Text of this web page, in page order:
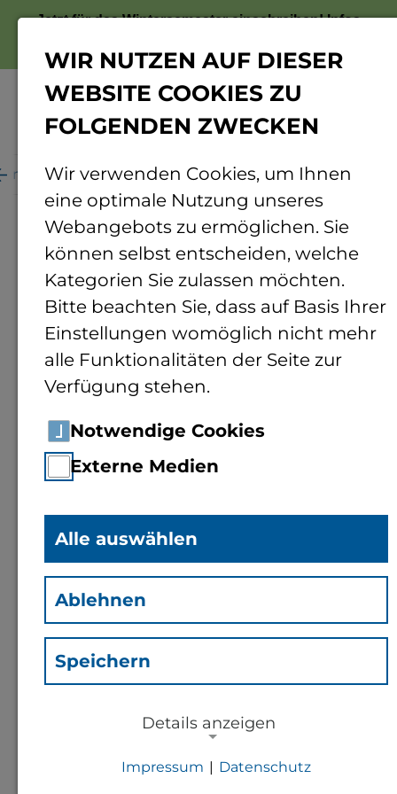
Jetzt für das Wintersemester einschreiben!Infos
Personenverzeichnis Personendetails
Dipl.-Phys.Silke Heise (Hsi)
Mitarbeiterin
Kompetenzzentrum
Studium und Lehre
Kontakt
WIR NUTZEN AUF DIESER
WEBSITE COOKIES ZU
FOLGENDEN ZWECKEN
Wir verwenden Cookies, um Ihnen
eine optimale Nutzung unseres
Webangebots zu ermöglichen. Sie
können selbst entscheiden, welche
Kategorien Sie zulassen möchten.
Bitte beachten Sie, dass auf Basis Ihrer
Einstellungen womöglich nicht mehr
alle Funktionalitäten der Seite zur
Verfügung stehen.
Notwendige Cookies
Externe Medien
Alle auswählen
Ablehnen
Speichern
Details anzeigen
Impressum | Datenschutz